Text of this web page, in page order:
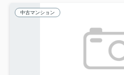
中古マンション